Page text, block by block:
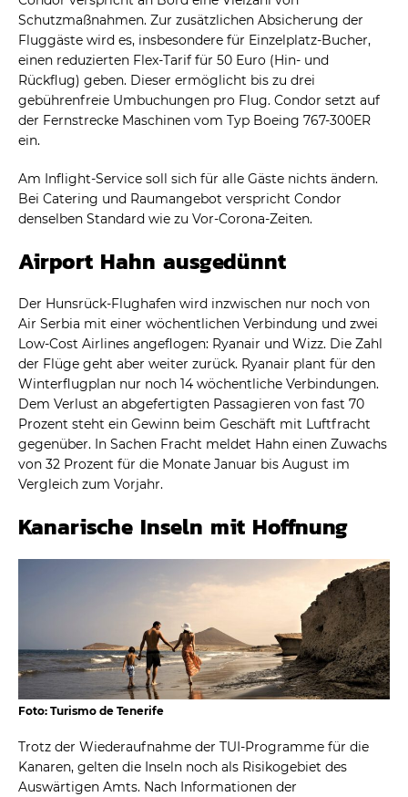
Schutzmaßnahmen. Zur zusätzlichen Absicherung der
Fluggäste wird es, insbesondere für Einzelplatz-Bucher,
einen reduzierten Flex-Tarif für 50 Euro (Hin- und
Rückflug) geben. Dieser ermöglicht bis zu drei
gebührenfreie Umbuchungen pro Flug. Condor setzt auf
der Fernstrecke Maschinen vom Typ Boeing 767-300ER
ein.
Am Inflight-Service soll sich für alle Gäste nichts ändern.
Bei Catering und Raumangebot verspricht Condor
denselben Standard wie zu Vor-Corona-Zeiten.
Airport Hahn ausgedünnt
Der Hunsrück-Flughafen wird inzwischen nur noch von
Air Serbia mit einer wöchentlichen Verbindung und zwei
Low-Cost Airlines angeflogen: Ryanair und Wizz. Die Zahl
der Flüge geht aber weiter zurück. Ryanair plant für den
Winterflugplan nur noch 14 wöchentliche Verbindungen.
Dem Verlust an abgefertigten Passagieren von fast 70
Prozent steht ein Gewinn beim Geschäft mit Luftfracht
gegenüber. In Sachen Fracht meldet Hahn einen Zuwachs
von 32 Prozent für die Monate Januar bis August im
Vergleich zum Vorjahr.
Kanarische Inseln mit Hoffnung
Foto: Turismo de Tenerife
Trotz der Wiederaufnahme der TUI-Programme für die
Kanaren, gelten die Inseln noch als Risikogebiet des
Auswärtigen Amts. Nach Informationen der